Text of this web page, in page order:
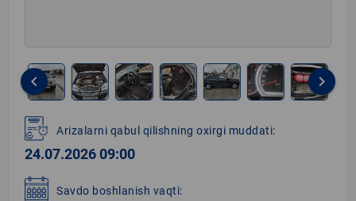
1
of
8
keyboard_arrow_left keyboard_arrow_right
Arizalarni qabul qilishning oxirgi muddati:
24.07.2026 09:00
Savdo boshlanish vaqti: